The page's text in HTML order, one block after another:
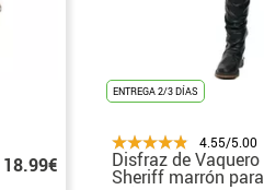
18.99€
ENTREGA 2/3 DÍAS
4.55/5.00
Disfraz de Vaquero
Sheriff marrón para